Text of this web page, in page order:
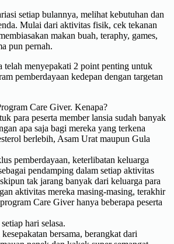
setiap bulannya, melihat kebutuhan dan
Mulai dari aktivitas fisik, cek tekanan
makan buah, teraphy, games,
pun pernah.
telah menyepakati 2 point penting untuk
pemberdayaan kedepan dengan targetan
Care Giver. Kenapa?
para peserta member lansia sudah banyak
apa saja bagi mereka yang terkena
berlebih, Asam Urat maupun Gula
pemberdayaan, keterlibatan keluarga
pendamping dalam setiap aktivitas
tak jarang banyak dari keluarga para
aktivitas mereka masing-masing, terakhir
Care Giver hanya beberapa peserta
hari selasa.
bersama, berangkat dari